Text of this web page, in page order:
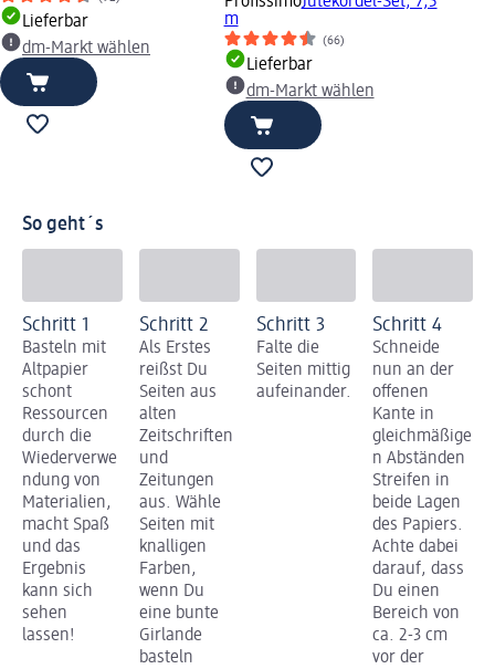
Lieferbar
dm-Markt wählen
m
(66)
Lieferbar
dm-Markt wählen
So geht´s
Schritt 1
Basteln mit
Altpapier
schont
Ressourcen
durch die
Wiederverwe
ndung von
Materialien,
macht Spaß
und das
Ergebnis
kann sich
sehen
lassen!
Schritt 2
Als Erstes
reißst Du
Seiten aus
alten
Zeitschriften
und
Zeitungen
aus. Wähle
Seiten mit
knalligen
Farben,
wenn Du
eine bunte
Girlande
basteln
Schritt 3
Falte die
Seiten mittig
aufeinander.
Schritt 4
Schneide
nun an der
offenen
Kante in
gleichmäßige
n Abständen
Streifen in
beide Lagen
des Papiers.
Achte dabei
darauf, dass
Du einen
Bereich von
ca. 2-3 cm
vor der